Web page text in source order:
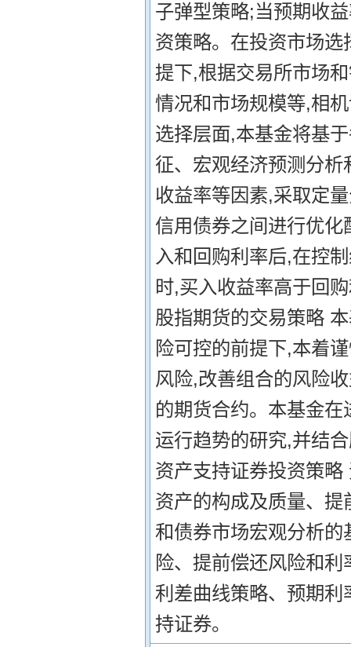
子弹型策略;当预期收
资策略。在投资市场
提下,根据交易所市场
情况和市场规模等,相
选择层面,本基金将基
征、宏观经济预测分
收益率等因素,采取定
信用债券之间进行优
入和回购利率后,在控
时,买入收益率高于回
股指期货的交易策略
险可控的前提下,本着
风险,改善组合的风险
的期货合约。本基金
运行趋势的研究,并结
资产支持证券投资策
资产的构成及质量、
和债券市场宏观分析
险、提前偿还风险和
利差曲线策略、预期
持证券。